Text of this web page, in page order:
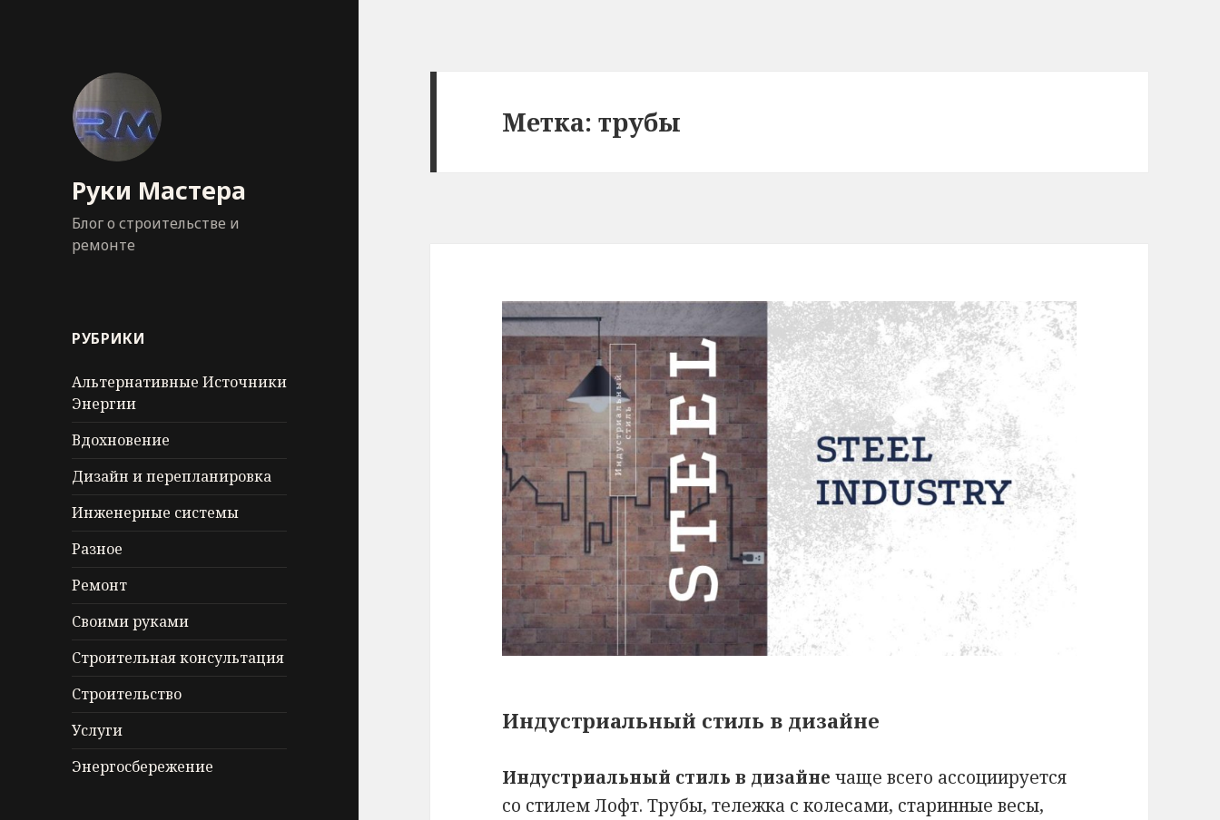
Руки Мастера
Блог о строительстве и
ремонте
РУБРИКИ
Альтернативные Источники
Энергии
Вдохновение
Дизайн и перепланировка
Инженерные системы
Разное
Ремонт
Своими руками
Строительная консультация
Строительство
Услуги
Энергосбережение
Метка: трубы
Индустриальный стиль в дизайне
Индустриальный стиль в дизайне чаще всего ассоциируется
со стилем Лофт. Трубы, тележка с колесами, старинные весы,